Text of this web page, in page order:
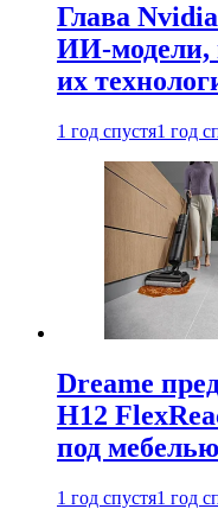
Глава
ИИ-модели,
их
1 год спустя1 год
Dreame
H12
под мебелью
1 год спустя1 год